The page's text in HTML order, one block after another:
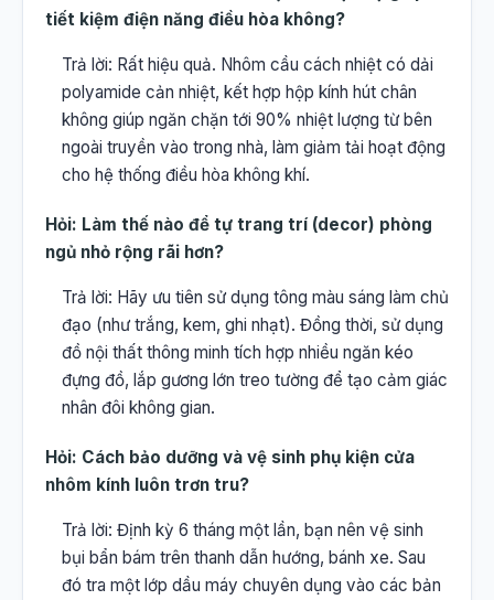
tiết kiệm điện năng điều hòa không?
Trả lời: Rất hiệu quả. Nhôm cầu cách nhiệt có dải
polyamide cản nhiệt, kết hợp hộp kính hút chân
không giúp ngăn chặn tới 90% nhiệt lượng từ bên
ngoài truyền vào trong nhà, làm giảm tải hoạt động
cho hệ thống điều hòa không khí.
Hỏi: Làm thế nào để tự trang trí (decor) phòng
ngủ nhỏ rộng rãi hơn?
Trả lời: Hãy ưu tiên sử dụng tông màu sáng làm chủ
đạo (như trắng, kem, ghi nhạt). Đồng thời, sử dụng
đồ nội thất thông minh tích hợp nhiều ngăn kéo
đựng đồ, lắp gương lớn treo tường để tạo cảm giác
nhân đôi không gian.
Hỏi: Cách bảo dưỡng và vệ sinh phụ kiện cửa
nhôm kính luôn trơn tru?
Trả lời: Định kỳ 6 tháng một lần, bạn nên vệ sinh
bụi bẩn bám trên thanh dẫn hướng, bánh xe. Sau
đó tra một lớp dầu máy chuyên dụng vào các bản